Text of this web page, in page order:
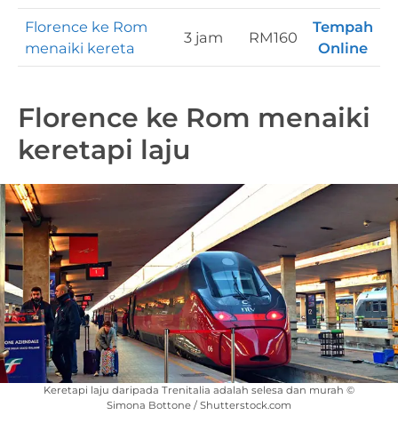
Florence ke Rom
menaiki kereta
3 jam RM160
Tempah
Online
Florence ke Rom menaiki
keretapi laju
Keretapi laju daripada Trenitalia adalah selesa dan murah ©
Simona Bottone / Shutterstock.com